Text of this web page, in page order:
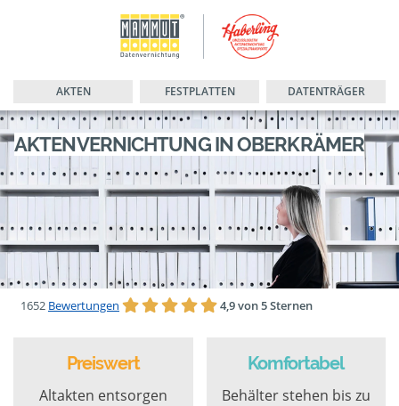
AKTEN FESTPLATTEN DATENTRÄGER
AKTENVERNICHTUNG IN OBERKRÄMER
1652 Bewertungen 4,9 von 5 Sternen
Preiswert
Altakten entsorgen
Komfortabel
Behälter stehen bis zu